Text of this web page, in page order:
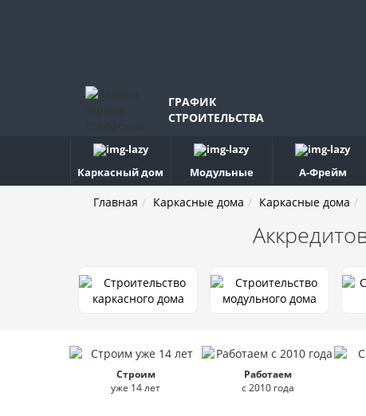
ГРАФИК
СТРОИТЕЛЬСТВА
Каркасный дом Модульные А-Фрейм
Главная Каркасные дома Каркасные дома
Строим
уже 14 лет
Работаем
с 2010 года